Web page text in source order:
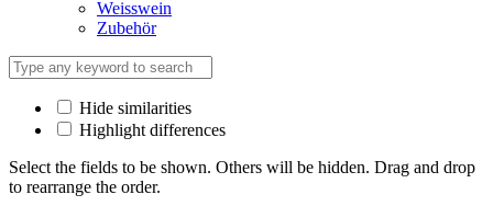
Weisswein
Zubehör
Hide similarities
Highlight differences
Select the fields to be shown. Others will be hidden. Drag and drop
to rearrange the order.